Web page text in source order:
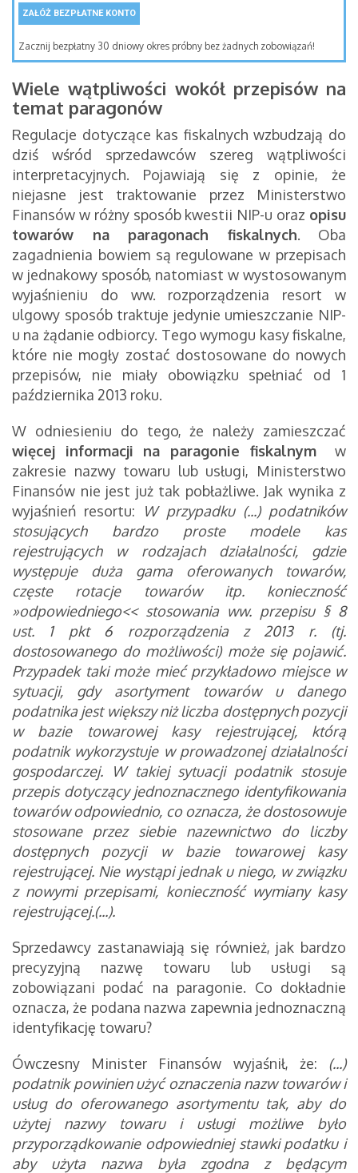
ZAŁÓŻ BEZPŁATNE KONTO
Zacznij bezpłatny 30 dniowy okres próbny bez żadnych zobowiązań!
Wiele wątpliwości wokół przepisów na
temat paragonów
Regulacje dotyczące kas fiskalnych wzbudzają do
dziś wśród sprzedawców szereg wątpliwości
interpretacyjnych. Pojawiają się z opinie, że
niejasne jest traktowanie przez Ministerstwo
Finansów w różny sposób kwestii NIP-u oraz opisu
towarów na paragonach fiskalnych. Oba
zagadnienia bowiem są regulowane w przepisach
w jednakowy sposób, natomiast w wystosowanym
wyjaśnieniu do ww. rozporządzenia resort w
ulgowy sposób traktuje jedynie umieszczanie NIP-
u na żądanie odbiorcy. Tego wymogu kasy fiskalne,
które nie mogły zostać dostosowane do nowych
przepisów, nie miały obowiązku spełniać od 1
października 2013 roku.
W odniesieniu do tego, że należy zamieszczać
więcej informacji na paragonie fiskalnymw
zakresie nazwy towaru lub usługi, Ministerstwo
Finansów nie jest już tak pobłażliwe. Jak wynika z
wyjaśnień resortu:
W przypadku (...) podatników
stosujących bardzo proste modele kas
rejestrujących w rodzajach działalności, gdzie
występuje duża gama oferowanych towarów,
częste rotacje towarów itp. konieczność
»odpowiedniego<< stosowania ww. przepisu § 8
ust. 1 pkt 6 rozporządzenia z 2013 r. (tj.
dostosowanego do możliwości) może się pojawić.
Przypadek taki może mieć przykładowo miejsce w
sytuacji, gdy asortyment towarów u danego
podatnika jest większy niż liczba dostępnych pozycji
w bazie towarowej kasy rejestrującej, którą
podatnik wykorzystuje w prowadzonej działalności
gospodarczej. W takiej sytuacji podatnik stosuje
przepis dotyczący jednoznacznego identyfikowania
towarów odpowiednio, co oznacza, że dostosowuje
stosowane przez siebie nazewnictwo do liczby
dostępnych pozycji w bazie towarowej kasy
rejestrującej. Nie wystąpi jednak u niego, w związku
z nowymi przepisami, konieczność wymiany kasy
rejestrującej.(...).
Sprzedawcy zastanawiają się również, jak bardzo
precyzyjną nazwę towaru lub usługi są
zobowiązani podać na paragonie. Co dokładnie
oznacza, że podana nazwa zapewnia jednoznaczną
identyfikację towaru?
Ówczesny Minister Finansów wyjaśnił, że: (...)
podatnik powinien użyć oznaczenia nazw towarów i
usług do oferowanego asortymentu tak, aby do
użytej nazwy towaru i usługi możliwe było
przyporządkowanie odpowiedniej stawki podatku i
aby użyta nazwa była zgodna z będącym